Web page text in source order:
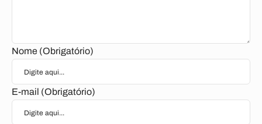
Nome (Obrigatório)
E-mail (Obrigatório)